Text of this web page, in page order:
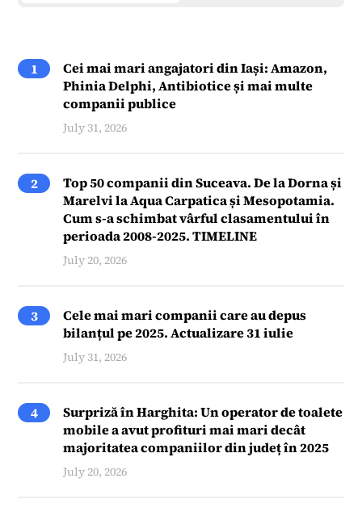
1
Cei mai mari angajatori din Iași: Amazon,
Phinia Delphi, Antibiotice și mai multe
companii publice
July 31, 2026
2
Top 50 companii din Suceava. De la Dorna și
Marelvi la Aqua Carpatica și Mesopotamia.
Cum s-a schimbat vârful clasamentului în
perioada 2008-2025. TIMELINE
July 20, 2026
3
Cele mai mari companii care au depus
bilanțul pe 2025. Actualizare 31 iulie
July 31, 2026
4
Surpriză în Harghita: Un operator de toalete
mobile a avut profituri mai mari decât
majoritatea companiilor din județ în 2025
July 20, 2026